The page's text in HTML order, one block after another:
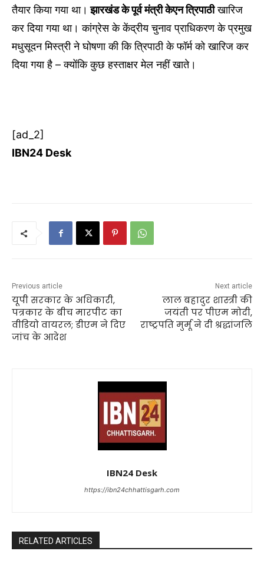
तैयार किया गया था। झारखंड के पूर्व मंत्री केएन त्रिपाठीखारिज
कर दिया गया था। कांग्रेस के केंद्रीय चुनाव प्राधिकरण के प्रमुख
मधुसूदन मिस्त्री ने घोषणा की कि त्रिपाठी के फॉर्म को खारिज कर
दिया गया है – क्योंकि कुछ हस्ताक्षर मेल नहीं खाते।
[ad_2]
IBN24 Desk
Previous article
यूपी सरकार के अधिकारी,
पत्रकार के बीच मारपीट का
वीडियो वायरल; डीएम ने दिए
जांच के आदेश
Next article
लाल बहादुर शास्त्री की
जयंती पर पीएम मोदी,
राष्ट्रपति मुर्मू ने दी श्रद्धांजलि
IBN24 Desk
https://ibn24chhattisgarh.com
RELATED ARTICLES